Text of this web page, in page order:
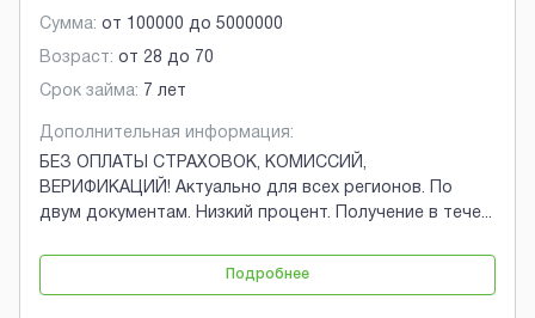
Сумма: от 100000 до 5000000
Возраст: от 28 до 70
Срок займа: 7 лет
Дополнительная информация:
БЕЗ ОПЛАТЫ СТРАХОВОК, КОМИССИЙ,
ВЕРИФИКАЦИЙ! Актуально для всех регионов. По
двум документам. Низкий процент. Получение в тече...
Подробнее